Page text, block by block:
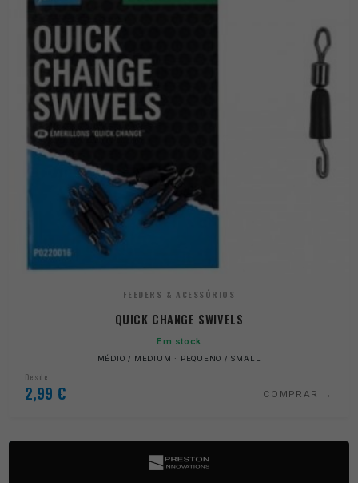
FEEDERS & ACESSÓRIOS
QUICK CHANGE SWIVELS
Em stock
MÉDIO / MEDIUM · PEQUENO / SMALL
Desde
2,99 € COMPRAR